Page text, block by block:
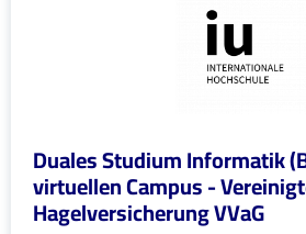
Duales Studium Informatik
virtuellen Campus -
Hagelversicherung VVaG